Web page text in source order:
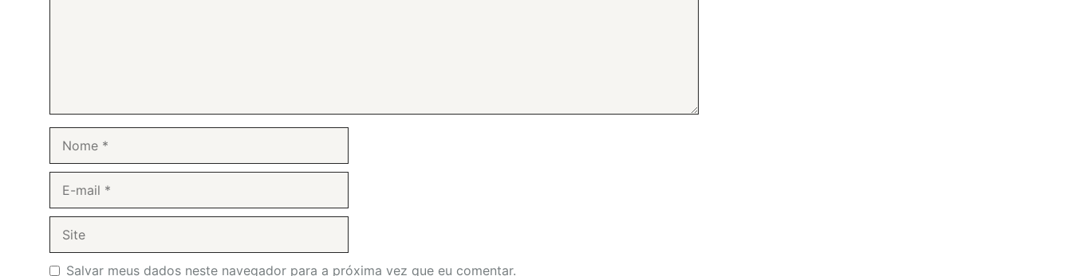
mail
Salvar meus dados neste navegador para a próxima vez que eu comentar.